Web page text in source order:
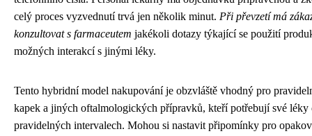
celý proces vyzvednutí trvá jen několik minut. Při převzetí má
konzultovat s farmaceutem jakékoli dotazy týkající se použití
možných interakcí s jinými léky.
Tento hybridní model nakupování je obzvláště vhodný pro
kapek a jiných oftalmologických přípravků, kteří potřebují své léky
pravidelných intervalech. Mohou si nastavit připomínky pro